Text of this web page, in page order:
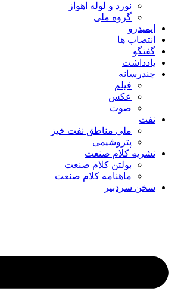
نورد و لوله اهواز
گروه ملی
ایمیدرو
انتصاب ها
گفتگو
یادداشت
چندرسانه
فیلم
عکس
صوت
نفت
ملی مناطق نفت خیز
پتروشیمی
نشریه کلام صنعت
بولتن کلام صنعت
ماهنامه کلام صنعت
سخن سردبیر